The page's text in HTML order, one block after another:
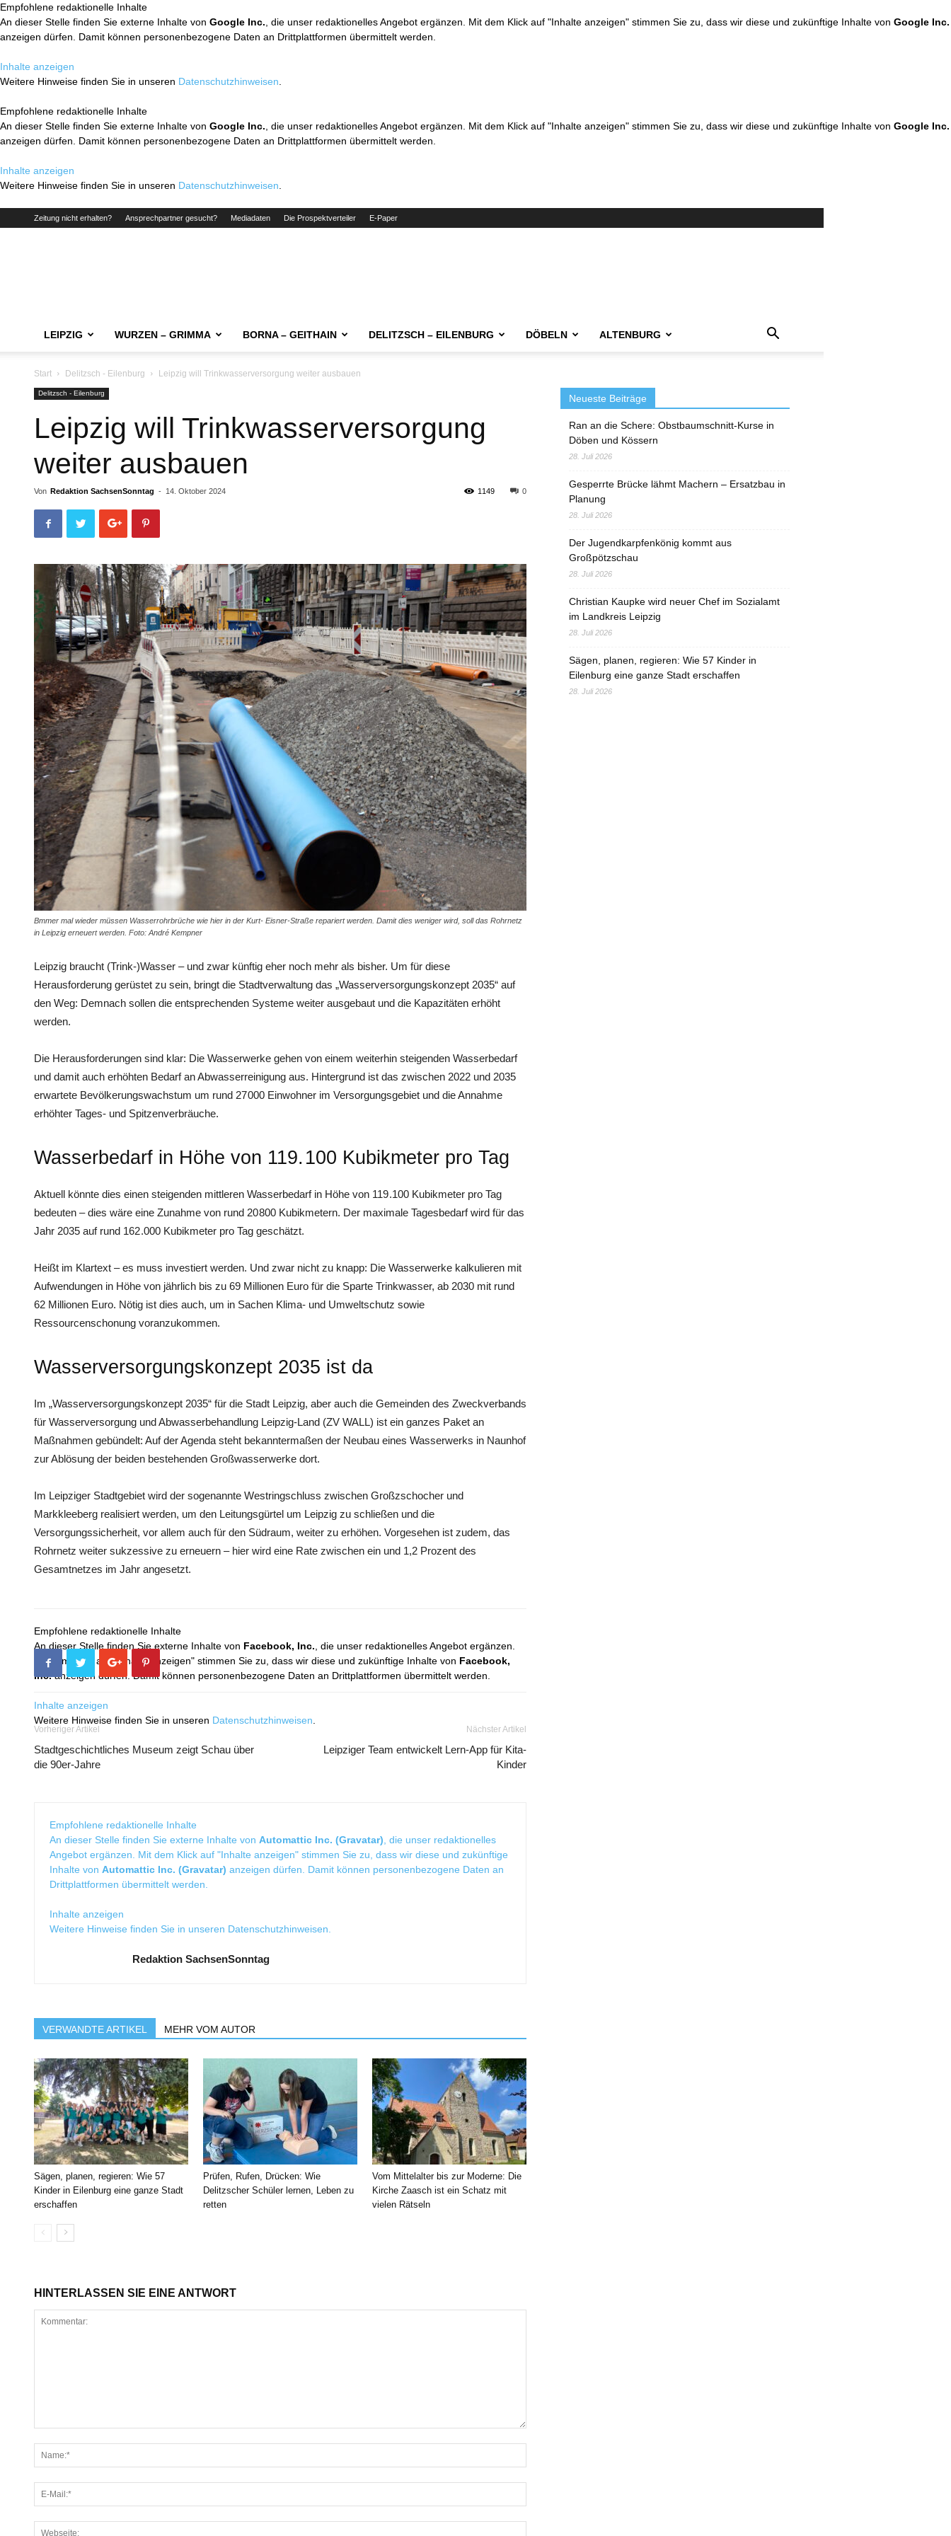
Empfohlene redaktionelle Inhalte
An dieser Stelle finden Sie externe Inhalte von Google Inc. , die unser redaktionelles Angebot ergänzen. Mit dem Klick auf "Inhalte anzeigen" stimmen Sie zu, dass wir diese und zukünftige Inhalte von Google Inc.
anzeigen dürfen. Damit können personenbezogene Daten an Drittplattformen übermittelt werden.
Inhalte anzeigen
Weitere Hinweise finden Sie in unseren Datenschutzhinweisen
Empfohlene redaktionelle Inhalte
An dieser Stelle finden Sie externe Inhalte von Google Inc. , die unser redaktionelles Angebot ergänzen. Mit dem Klick auf "Inhalte anzeigen" stimmen Sie zu, dass wir diese und zukünftige Inhalte von Google Inc.
anzeigen dürfen. Damit können personenbezogene Daten an Drittplattformen übermittelt werden.
Inhalte anzeigen
Weitere Hinweise finden Sie in unseren Datenschutzhinweisen
Zeitung nicht erhalten? Ansprechpartner gesucht? Mediadaten Die Prospektverteiler E-Paper
LEIPZIG WURZEN – GRIMMA BORNA – GEITHAIN DELITZSCH – EILENBURG DÖBELN ALTENBURG
Start Delitzsch - Eilenburg Leipzig will Trinkwasserversorgung weiter ausbauen
Delitzsch - Eilenburg
Leipzig will Trinkwasserversorgung
weiter ausbauen
Von Redaktion SachsenSonntag - 14. Oktober 2024 0
1149
Bmmer mal wieder müssen Wasserrohrbrüche wie hier in der Kurt- Eisner-Straße repariert werden. Damit dies weniger wird, soll das Rohrnetz
in Leipzig erneuert werden. Foto: André Kempner
Leipzig braucht (Trink-)Wasser – und zwar künftig eher noch mehr als bisher. Um für diese
Herausforderung gerüstet zu sein, bringt die Stadtverwaltung das „Wasserversorgungskonzept 2035“ auf
den Weg: Demnach sollen die entsprechenden Systeme weiter ausgebaut und die Kapazitäten erhöht
werden.
Die Herausforderungen sind klar: Die Wasserwerke gehen von einem weiterhin steigenden Wasserbedarf
und damit auch erhöhten Bedarf an Abwasserreinigung aus. Hintergrund ist das zwischen 2022 und 2035
erwartete Bevölkerungswachstum um rund 27 000 Einwohner im Versorgungsgebiet und die Annahme
erhöhter Tages- und Spitzenverbräuche.
Wasserbedarf in Höhe von 119. 100 Kubikmeter pro Tag
Aktuell könnte dies einen steigenden mittleren Wasserbedarf in Höhe von 119 .100 Kubikmeter pro Tag
bedeuten – dies wäre eine Zunahme von rund 20 800 Kubikmetern. Der maximale Tagesbedarf wird für das
Jahr 2035 auf rund 162 .000 Kubikmeter pro Tag geschätzt.
Heißt im Klartext – es muss investiert werden. Und zwar nicht zu knapp: Die Wasserwerke kalkulieren mit
Aufwendungen in Höhe von jährlich bis zu 69 Millionen Euro für die Sparte Trinkwasser, ab 2030 mit rund
62 Millionen Euro. Nötig ist dies auch, um in Sachen Klima- und Umweltschutz sowie
Ressourcenschonung voranzukommen.
Wasserversorgungskonzept 2035 ist da
Im „Wasserversorgungskonzept 2035“ für die Stadt Leipzig, aber auch die Gemeinden des Zweckverbands
für Wasserversorgung und Abwasserbehandlung Leipzig-Land (ZV WALL) ist ein ganzes Paket an
Maßnahmen gebündelt: Auf der Agenda steht bekanntermaßen der Neubau eines Wasserwerks in Naunhof
zur Ablösung der beiden bestehenden Großwasserwerke dort.
Im Leipziger Stadtgebiet wird der sogenannte Westringschluss zwischen Großzschocher und
Markkleeberg realisiert werden, um den Leitungsgürtel um Leipzig zu schließen und die
Versorgungssicherheit, vor allem auch für den Südraum, weiter zu erhöhen. Vorgesehen ist zudem, das
Rohrnetz weiter sukzessive zu erneuern – hier wird eine Rate zwischen ein und 1,2 Prozent des
Gesamtnetzes im Jahr angesetzt.
Empfohlene redaktionelle Inhalte
An dieser Stelle finden Sie externe Inhalte von Facebook, Inc. , die unser redaktionelles Angebot ergänzen.
Mit dem Klick auf "Inhalte anzeigen" stimmen Sie zu, dass wir diese und zukünftige Inhalte von Facebook,
Inc.anzeigen dürfen. Damit können personenbezogene Daten an Drittplattformen übermittelt werden.
Inhalte anzeigen
Weitere Hinweise finden Sie in unseren Datenschutzhinweisen
Vorheriger Artikel
Stadtgeschichtliches Museum zeigt Schau über
die 90er-Jahre
Nächster Artikel
Leipziger Team entwickelt Lern-App für Kita-
Kinder
Empfohlene redaktionelle Inhalte
An dieser Stelle finden Sie externe Inhalte von Automattic Inc. (Gravatar) , die unser redaktionelles
Angebot ergänzen. Mit dem Klick auf "Inhalte anzeigen" stimmen Sie zu, dass wir diese und zukünftige
Inhalte von Automattic Inc. (Gravatar) anzeigen dürfen. Damit können personenbezogene Daten an
Drittplattformen übermittelt werden.
Inhalte anzeigen
Weitere Hinweise finden Sie in unseren Datenschutzhinweisen
Redaktion SachsenSonntag
VERWANDTE ARTIKEL MEHR VOM AUTOR
Sägen, planen, regieren: Wie 57
Kinder in Eilenburg eine ganze Stadt
erschaffen
Prüfen, Rufen, Drücken: Wie
Delitzscher Schüler lernen, Leben zu
retten
Vom Mittelalter bis zur Moderne: Die
Kirche Zaasch ist ein Schatz mit
vielen Rätseln
HINTERLASSEN SIE EINE ANTWORT
Neueste Beiträge
Ran an die Schere: Obstbaumschnitt-Kurse in
Döben und Kössern
28. Juli 2026
Gesperrte Brücke lähmt Machern – Ersatzbau in
Planung
28. Juli 2026
Der Jugendkarpfenkönig kommt aus
Großpötzschau
28. Juli 2026
Christian Kaupke wird neuer Chef im Sozialamt
im Landkreis Leipzig
28. Juli 2026
Sägen, planen, regieren: Wie 57 Kinder in
Eilenburg eine ganze Stadt erschaffen
28. Juli 2026